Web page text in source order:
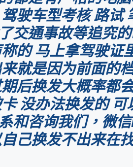
驶车型考核 路试
交通事故等追究
的 马上拿驾驶证
就是因为前面的
后换发大概率都
没办法换发的
和咨询我们，微
己换发不出来在